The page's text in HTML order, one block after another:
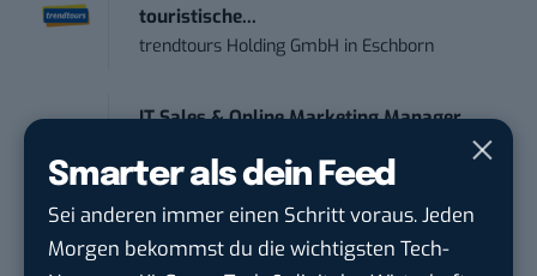
Smarter als dein Feed
Sei anderen immer einen Schritt voraus. Jeden
Morgen bekommst du die wichtigsten Tech-
touristische...
trendtours Holding GmbH in Eschborn
IT Sales & Online Marketing Manager
Instaffo GmbHinKarlsruhe
Marketing Manager – Content